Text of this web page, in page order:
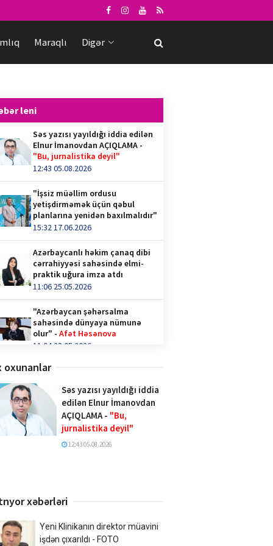
Maraqlı Digər
leni
Səs yazısı yayıldığı iddia edilən
Elnur İmanovdan AÇIQLAMA -
"Bu, jurnalistika deyil"
12:43 05.08.2026
"İşsiz müəllim ordusu
yetişdirməmək üçün qəbul
planlarına yenidən baxılmalıdır"
15:32 17.06.2026
Azərbaycanlı həkim çanaq dibi
cərrahiyyəsi sahəsində elmi-
praktik uğura imza atdı
11:06 25.05.2026
"Azərbaycan şəhərsalma
sahəsində dünyaya nümunə
olur" -Afət Həsənova
11:04 23.05.2026
Qəhvə içənlər diqqət —
hormonlar təhlükədə ola bilər!
video/
14:36 28.04.2026
Türk İnteqrasiya Olimpiadasına
Azərbaycandan 1000-ə yaxın
“Turan bilgəsi” mükafatına
17:02 08.04.2026
oxunanlar
Səs yazısı yayıldığı iddia
edilən Elnur İmanovdan
AÇIQLAMA - "Bu,
jurnalistika deyil"
12:43 05.08.2026
xəbərləri
Yeni Klinikanın direktor müavini
işdən çıxarıldı - FOTO